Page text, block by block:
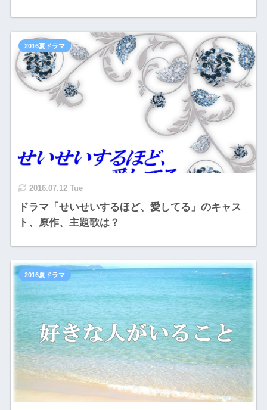
2016.07.12 Tue
ドラマ「せいせいするほど、愛してる」のキャス
ト、原作、主題歌は？
2016夏ドラマ
2016夏ドラマ